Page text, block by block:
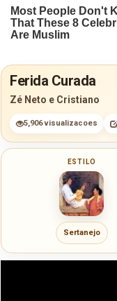
Ferida Curada
Zé Neto e Cristiano
5,906 visualizacoes
ESTILO
Sertanejo